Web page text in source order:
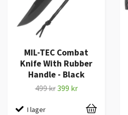
MIL-TEC Combat
Knife With Rubber
Handle - Black
499 kr399 kr
I lager